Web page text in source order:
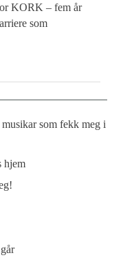
KORK – fem år
som
som fekk meg i
hjem